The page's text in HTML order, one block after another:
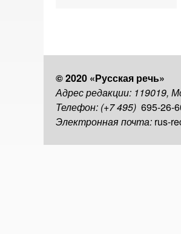
© 2020 «Русская речь»
Адрес редакции: 119019,
Телефон: (+7 495) 695-26-
Электронная почта: rus-